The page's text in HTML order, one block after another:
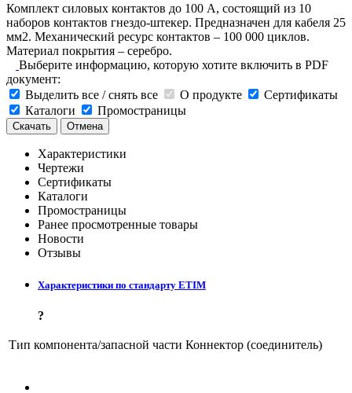
Комплект силовых контактов до 100 А, состоящий из 10
наборов контактов гнездо-штекер. Предназначен для кабеля 25
мм2. Механический ресурс контактов – 100 000 циклов.
Материал покрытия – серебро.
Выберите информацию, которую хотите включить в PDF
документ:
Выделить все / снять все
О продукте
Сертификаты
Каталоги
Промостраницы
Скачать Отмена
Характеристики
Чертежи
Сертификаты
Каталоги
Промостраницы
Ранее просмотренные товары
Новости
Отзывы
Характеристики по стандарту ETIM
?
Тип компонента/запасной части Коннектор (соединитель)